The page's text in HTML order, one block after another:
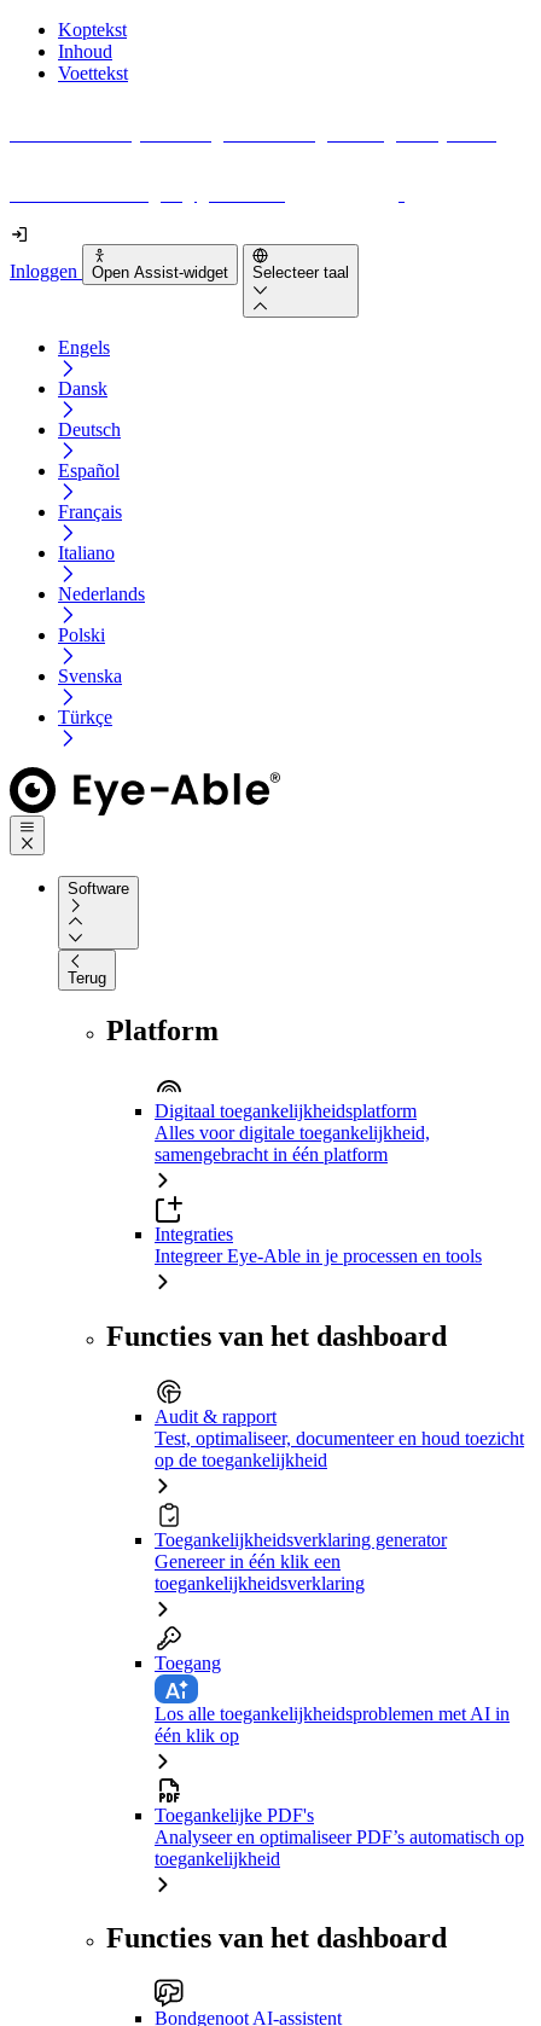
Koptekst
Inhoud
Voettekst
Inloggen Open Assist-widget Selecteer taal
Engels
Dansk
Deutsch
Español
Français
Italiano
Nederlands
Polski
Svenska
Türkçe
Software
Terug
Platform
Digitaal toegankelijkheidsplatform
Alles voor digitale toegankelijkheid,
samengebracht in één platform
Integraties
Integreer Eye-Able in je processen en tools
Functies van het dashboard
Audit & rapport
Test, optimaliseer, documenteer en houd toezicht
op de toegankelijkheid
Toegankelijkheidsverklaring generator
Genereer in één klik een
toegankelijkheidsverklaring
Toegang
Los alle toegankelijkheidsproblemen met AI in
één klik op
Toegankelijke PDF's
Analyseer en optimaliseer PDF’s automatisch op
toegankelijkheid
Functies van het dashboard
Bondgenoot AI-assistent